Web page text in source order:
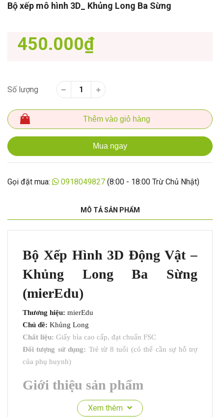
Bộ xếp mô hình 3D_ Khủng Long Ba Sừng
450.000₫
Số lượng
Thêm vào giỏ hàng
Mua ngay
Gọi đặt mua: 0918049827 (8:00 - 18:00 Trừ Chủ Nhật)
MÔ TẢ SẢN PHẨM
Bộ Xếp Hình 3D Động Vật –
Khủng Long Ba Sừng
(mierEdu)
Thương hiệu: mierEdu
Chủ đề: Khủng Long
Chất liệu: Giấy bìa cao cấp, đạt chuẩn FSC
Đối tượng sử dụng: Trẻ từ 8 tuổi (có thể cần sự hỗ trợ
của phụ huynh)
Giới thiệu sản phẩm
Bộ xếp hình 3D mô hình của mierEdu là sản phẩm
Xem thêm